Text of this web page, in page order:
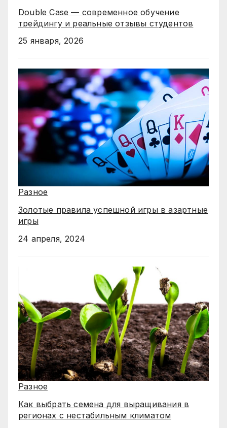
Double Case — современное обучение
трейдингу и реальные отзывы студентов
25 января, 2026
Разное
Золотые правила успешной игры в азартные
игры
24 апреля, 2024
Разное
Как выбрать семена для выращивания в
регионах с нестабильным климатом